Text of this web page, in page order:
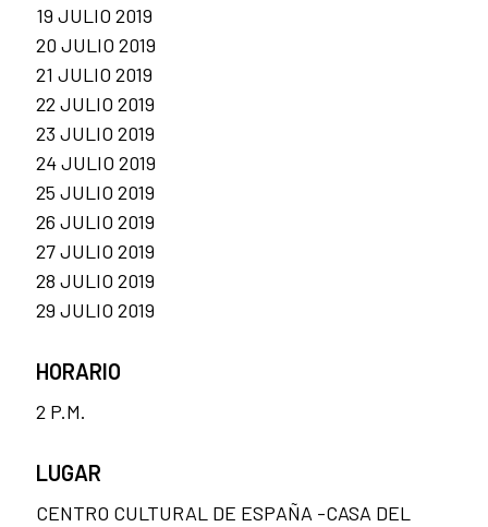
19 JULIO 2019
20 JULIO 2019
21 JULIO 2019
22 JULIO 2019
23 JULIO 2019
24 JULIO 2019
25 JULIO 2019
26 JULIO 2019
27 JULIO 2019
28 JULIO 2019
29 JULIO 2019
HORARIO
2 P.M.
LUGAR
CENTRO CULTURAL DE ESPAÑA -CASA DEL